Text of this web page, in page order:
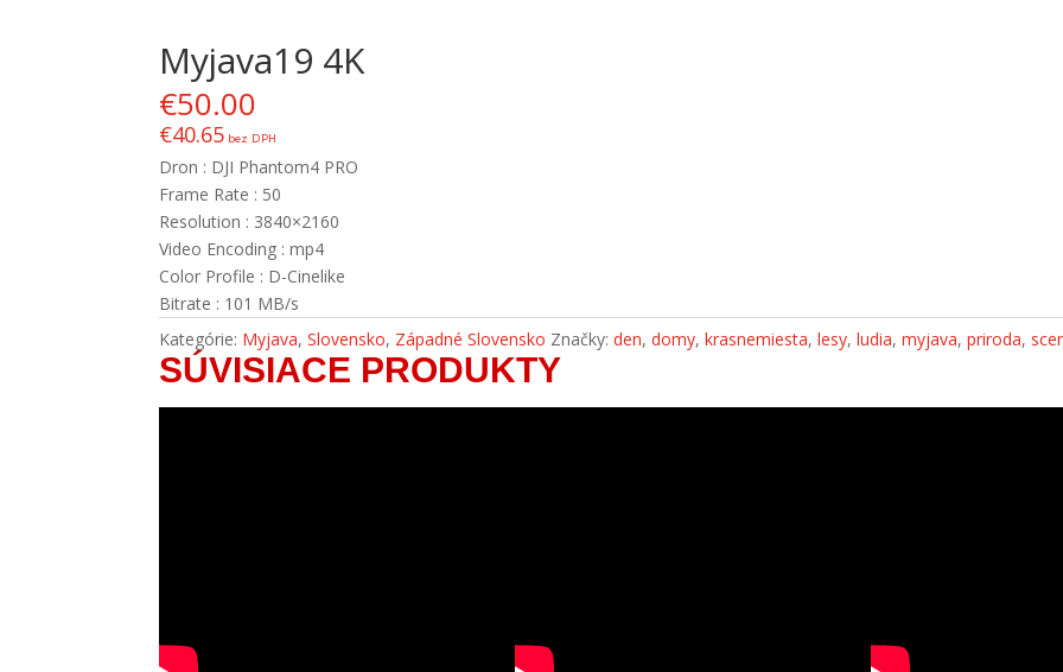
Myjava19 4K
€50.00
€40.65 bez DPH
Dron : DJI Phantom4 PRO
Frame Rate : 50
Resolution : 3840×2160
Video Encoding : mp4
Color Profile : D-Cinelike
Bitrate : 101 MB/s
Kategórie: Myjava,Slovensko, Západné Slovensko Značky:den,domy,krasnemiesta,lesy,ludia,myjava,priroda,
SÚVISIACE PRODUKTY